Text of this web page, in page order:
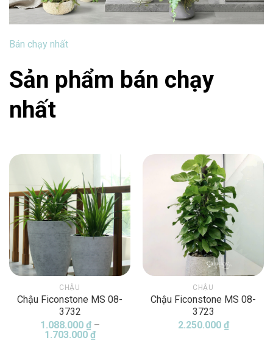
Bán chạy nhất
Sản phẩm bán chạy
nhất
CHẬU
Chậu Ficonstone MS 08-
3732
1.088.000 ₫ –
1.703.000 ₫Khoảng
giá:
CHẬU
Chậu Ficonstone MS 08-
3723
2.250.000 ₫